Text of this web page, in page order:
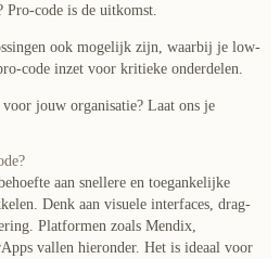
code is de uitkomst.
ook mogelijk zijn, waarbij je low-
code inzet voor kritieke onderdelen.
jouw organisatie? Laat ons je
aan snellere en toegankelijke
Denk aan visuele interfaces, drag-
Platformen zoals Mendix,
vallen hieronder. Het is ideaal voor